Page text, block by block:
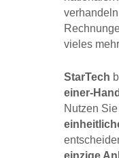
vieles
StarTech
einer-
Nutzen